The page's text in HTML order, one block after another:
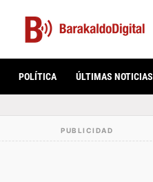
POLÍTICA ÚLTIMAS NOTICIAS